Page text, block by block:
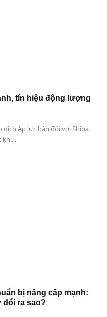
tín hiệu động lượng
dịch Áp lực bán đối với Shiba
khi...
bị nâng cấp mạnh:
đổi ra sao?